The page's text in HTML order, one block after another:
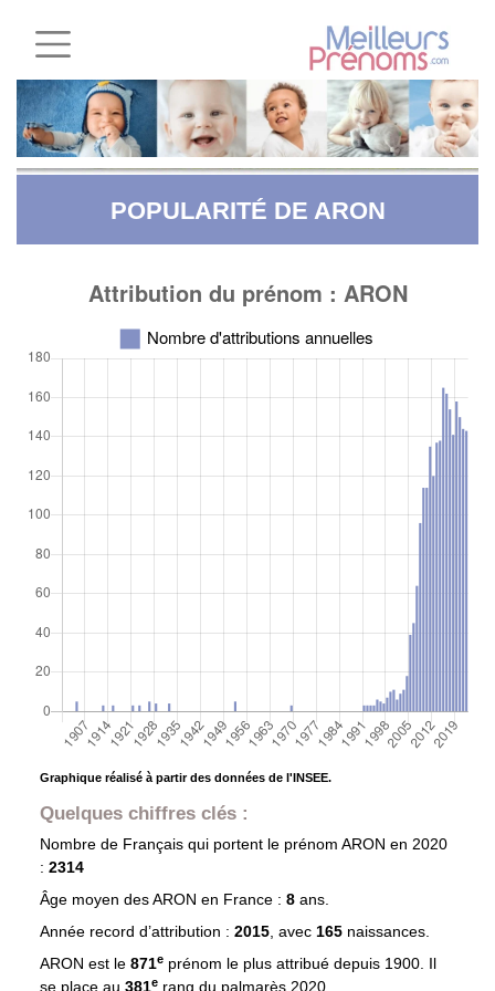
POPULARITÉ DE ARON
Graphique réalisé à partir des données de l'INSEE.
Quelques chiffres clés :
Nombre de Français qui portent le prénom ARON en 2020
: 2314
Âge moyen desARON en France : 8 ans.
Année record d’attribution : 2015, avec 165 naissances.
ARON est le 871eprénom le plus attribué depuis 1900. Il
se place au 381e rang du palmarès 2020.